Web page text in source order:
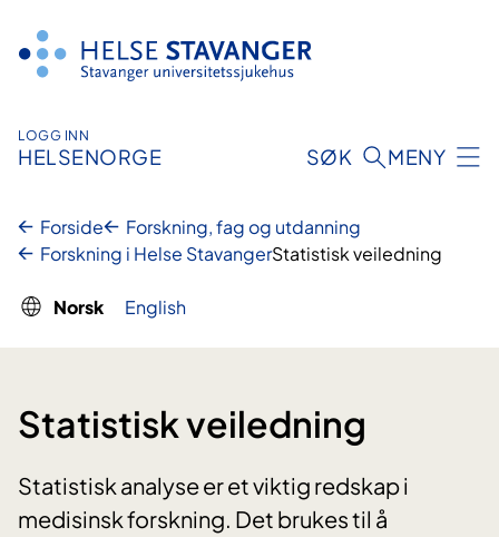
innhold
LOGG INN
HELSENORGE SØK MENY
Forside
Forskning, fag og utdanning
Forskning i Helse StavangerStatistisk veiledning
Norsk English
Statistisk veiledning
Statistisk analyse er et viktig redskap i
medisinsk forskning. Det brukes til å